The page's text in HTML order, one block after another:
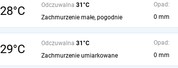
28°C Odczuwalna 31°C
Zachmurzenie małe, pogodnie
Opad:
0 mm
29°C Odczuwalna 31°C
Zachmurzenie umiarkowane
Opad:
0 mm